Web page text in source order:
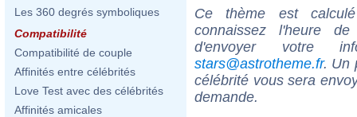
Les 360 degrés symboliques
Compatibilité
Compatibilité de couple
Affinités entre célébrités
Love Test avec des célébrités
Affinités amicales
Ce thème est
connaissez l'heure
d'envoyer votre
stars@astrotheme.fr. Un
célébrité vous sera
demande.